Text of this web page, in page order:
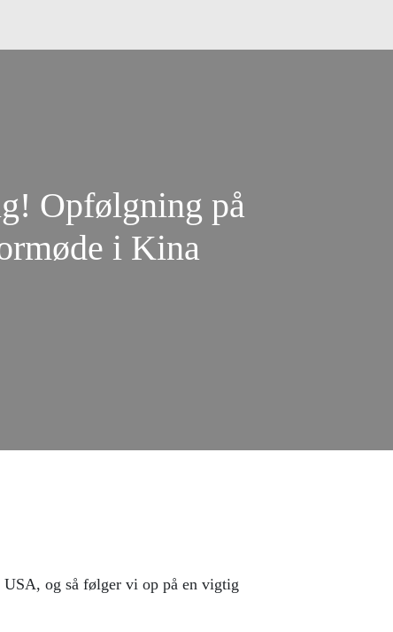
Opfølgning på
i Kina
og så følger vi op på en vigtig